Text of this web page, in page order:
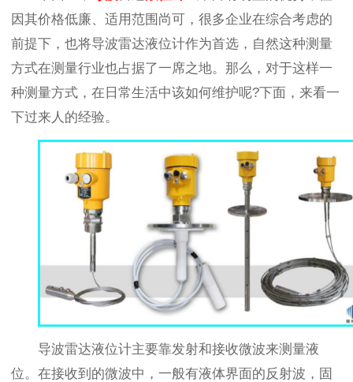
因其价格低廉、适用范围尚可，很多企业在综合考虑的
前提下，也将导波雷达液位计作为首选，自然这种测量
方式在测量行业也占据了一席之地。那么，对于这样一
种测量方式，在日常生活中该如何维护呢?下面，来看一
下过来人的经验。
导波雷达液位计主要靠发射和接收微波来测量液
位。在接收到的微波中，一般有液体界面的反射波，固